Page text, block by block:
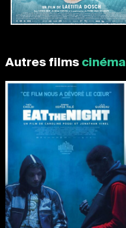
Autres films cinéma